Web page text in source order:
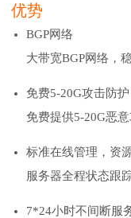
优势
BGP网络
大带宽BGP网络，
免费5-20G攻击防护
免费提供5-20G恶
标准在线管理，资
服务器全程状态跟
7*24小时不间断服